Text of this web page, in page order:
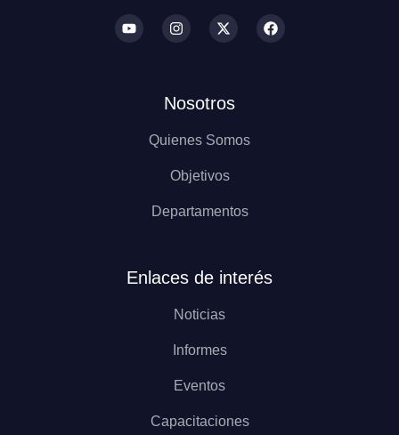
Nosotros
Quienes Somos
Objetivos
Departamentos
Enlaces de interés
Noticias
Informes
Eventos
Capacitaciones